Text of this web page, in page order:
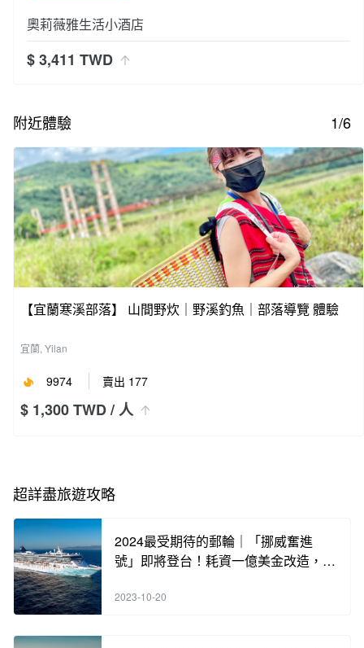
奧莉薇雅生活小酒店
$ 3,411 TWD
附近體驗 1/6
【宜蘭寒溪部落】 山間野炊｜野溪釣魚｜部落導覽 體驗
宜蘭, Yilan
9974 賣出 177
$ 1,300 TWD/ 人
超詳盡旅遊攻略
2024最受期待的郵輪｜「挪威奮進
號」即將登台！耗資一億美金改造，含
手刀搶訂中！
2023-10-20